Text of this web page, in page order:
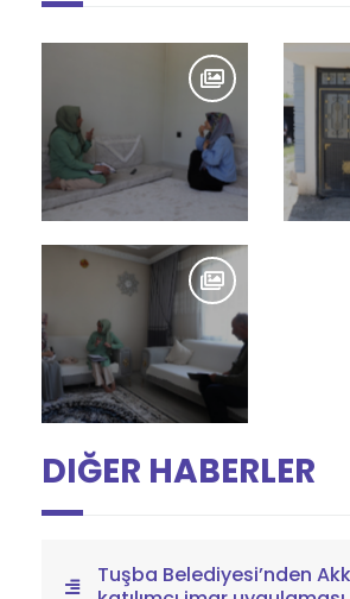
DIĞER HABERLER
Tuşba Belediyesi’nden